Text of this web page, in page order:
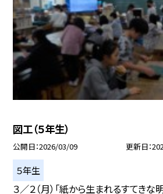
図工（５年生）
公開日 2026/03/09 更新日
５年生
３／２（月）「紙から生まれるすてきな